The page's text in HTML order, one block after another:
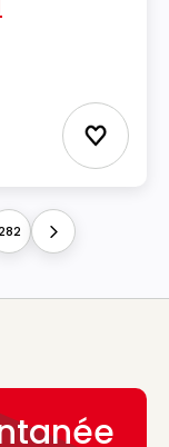
Ajouter
Next